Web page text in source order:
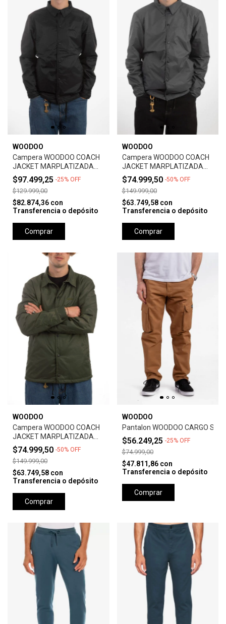
WOODOO
Campera WOODOO COACH
JACKET MARPLATIZADA
BH OG - NEGRO
$97.499,25 -25% OFF
$129.999,00
$82.874,36 con
Transferencia o depósito
Comprar
WOODOO
Campera WOODOO COACH
JACKET MARPLATIZADA
BH OG - TOPO
$74.999,50 -50% OFF
$149.999,00
$63.749,58 con
Transferencia o depósito
Comprar
WOODOO
Campera WOODOO COACH
JACKET MARPLATIZADA
BH OG - MILITAR
$74.999,50 -50% OFF
$149.999,00
$63.749,58 con
Transferencia o depósito
Comprar
WOODOO
Pantalon WOODOO CARGO
$56.249,25 -25% OFF
$74.999,00
$47.811,86 con
Transferencia o depósito
Comprar